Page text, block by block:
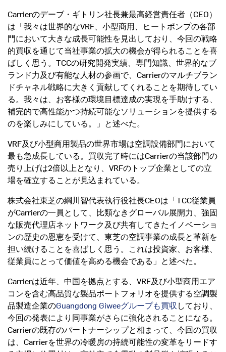
Carrierのデーブ・ギトリン社長兼最高経営責任者（CEO）
は「我々は世界的なVRF、小型商用、ヒートポンプの各部
門において大きな成長可能性を見出しており、今回の戦略
的買収を通じて当社事業の拡大の機会が得られることを喜
ばしく思う。TCCの研究開発実績、専門知識、世界的なブ
ランド力及び有能な人材の参画で、Carrierのマルチブラン
ドチャネル戦略に大きく貢献してくれることを期待してい
る。我々は、お客様の環境目標達成の実現を手助けする、
補完的で高性能かつ持続可能なソリューションを提供する
のを楽しみにしている。」と述べた。
VRF及び小型商用製品の世界市場は空調設備部門において
最も急成長している。買収完了時にはCarrierの当該部門の
売り上げは2倍以上となり、VRFのトップ企業としての立
場を確立することが見込まれている。
株式会社東芝の綱川智代表執行役社長CEOは「TCC従業員
がCarrierの一員として、比類なきグローバル展開力、強固
な販売代理店ネットワーク及び共有してきたイノベーショ
ンの歴史の恩恵を受けて、東芝の空調事業の成長と革新を
担い続けることを喜ばしく思う。これは投資家、お客様、
従業員にとって価値を高める機会である」と述べた。
Carrierは近年、中国を拠点とする、VRF及び小型商用エア
コンを含む高品質な製品ポートフォリオを提供する空調製
品製造企業のGuangdong Giweeグループも買収 しており、
今回の発表により同事業がさらに強化されることになる。
Carrierの既存のパートナーシップと相まって、今回の買収
は、Carrierを世界の冷暖房の持続可能性の変革をリードす